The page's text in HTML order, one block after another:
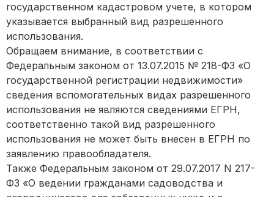
государственном кадастровом учете, в котором
указывается выбранный вид разрешенного
использования.
Обращаем внимание, в соответствии с
Федеральным законом от 13.07.2015 № 218-ФЗ «О
государственной регистрации недвижимости»
сведения вспомогательных видах разрешенного
использования не являются сведениями ЕГРН,
соответственно такой вид разрешенного
использования не может быть внесен в ЕГРН по
заявлению правообладателя.
Также Федеральным законом от 29.07.2017 N 217-
ФЗ «О ведении гражданами садоводства и